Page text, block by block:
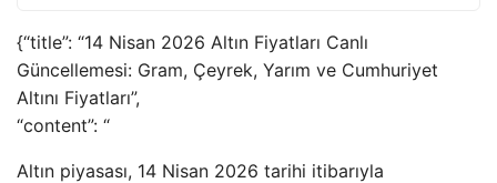
{“title”: “14 Nisan 2026 Altın Fiyatları Canlı
Güncellemesi: Gram, Çeyrek, Yarım ve Cumhuriyet
Altını Fiyatları”,
“content”: “
Altın piyasası, 14 Nisan 2026 tarihi itibarıyla